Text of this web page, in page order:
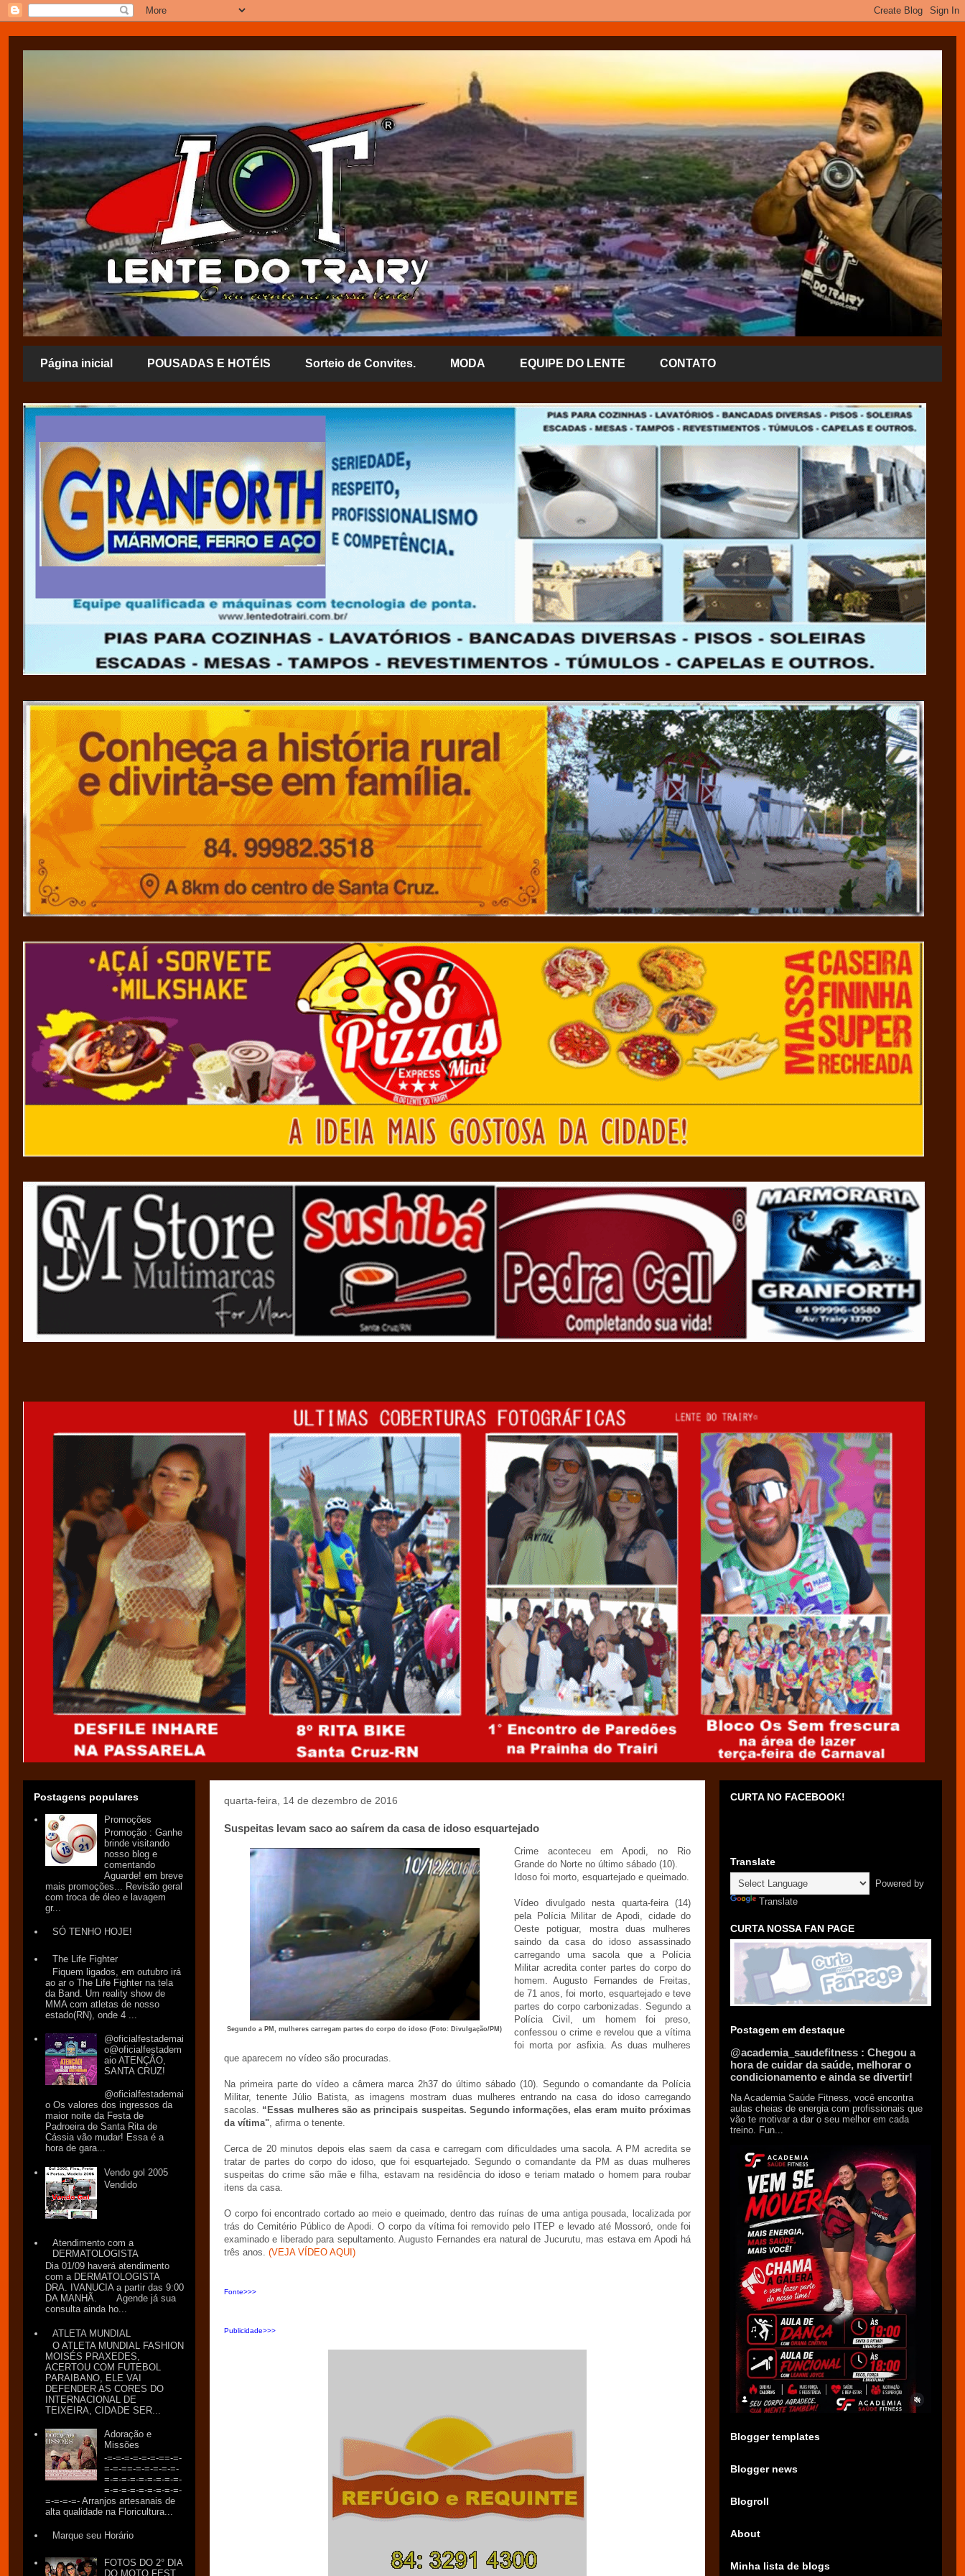
Página inicial POUSADAS E HOTÉIS Sorteio de Convites. MODA EQUIPE DO LENTE CONTATO
quarta-feira, 14 de dezembro de 2016
Suspeitas levam saco ao saírem da casa de idoso esquartejado
Segundo a PM, mulheres carregam partes do corpo do idoso (Foto: Divulgação/PM)
Crime aconteceu em Apodi, no Rio
Grande do Norte no último sábado (10).
Idoso foi morto, esquartejado e queimado.
Vídeo divulgado nesta quarta-feira (14)
pela Polícia Militar de Apodi, cidade do
Oeste potiguar, mostra duas mulheres
saindo da casa do idoso assassinado
carregando uma sacola que a Polícia
Militar acredita conter partes do corpo do
homem. Augusto Fernandes de Freitas,
de 71 anos, foi morto, esquartejado e teve
partes do corpo carbonizadas. Segundo a
Polícia Civil, um homem foi preso,
confessou o crime e revelou que a vítima
foi morta por asfixia. As duas mulheres
que aparecem no vídeo são procuradas.
Na primeira parte do vídeo a câmera marca 2h37 do último sábado (10). Segundo o comandante da Polícia
Militar, tenente Júlio Batista, as imagens mostram duas mulheres entrando na casa do idoso carregando
sacolas. “Essas mulheres são as principais suspeitas. Segundo informações, elas eram muito próximas
da vítima", afirma o tenente.
Cerca de 20 minutos depois elas saem da casa e carregam com dificuldades uma sacola. A PM acredita se
tratar de partes do corpo do idoso, que foi esquartejado. Segundo o comandante da PM as duas mulheres
suspeitas do crime são mãe e filha, estavam na residência do idoso e teriam matado o homem para roubar
itens da casa.
O corpo foi encontrado cortado ao meio e queimado, dentro das ruínas de uma antiga pousada, localizada por
trás do Cemitério Público de Apodi. O corpo da vítima foi removido pelo ITEP e levado até Mossoró, onde foi
examinado e liberado para sepultamento. Augusto Fernandes era natural de Jucurutu, mas estava em Apodi há
três anos. (VEJA VÍDEO AQUI)
Fonte>>>
Publicidade>>>
Postagens populares
Promoções
Promoção : Ganhe
brinde visitando
nosso blog e
comentando
Aguarde! em breve
mais promoções... Revisão geral
com troca de óleo e lavagem
gr...
SÓ TENHO HOJE!
The Life Fighter
Fiquem ligados, em outubro irá
ao ar o The Life Fighter na tela
da Band. Um reality show de
MMA com atletas de nosso
estado(RN), onde 4 ...
@oficialfestademai
o@oficialfestadem
aio ATENÇÃO,
SANTA CRUZ!
@oficialfestademai
o Os valores dos ingressos da
maior noite da Festa de
Padroeira de Santa Rita de
Cássia vão mudar! Essa é a
hora de gara...
Vendo gol 2005
Vendido
Atendimento com a
DERMATOLOGISTA
Dia 01/09 haverá atendimento
com a DERMATOLOGISTA
DRA. IVANUCIA a partir das 9:00
DA MANHÃ. Agende já sua
consulta ainda ho...
ATLETA MUNDIAL
O ATLETA MUNDIAL FASHION
MOISÉS PRAXEDES,
ACERTOU COM FUTEBOL
PARAIBANO, ELE VAI
DEFENDER AS CORES DO
INTERNACIONAL DE
TEIXEIRA, CIDADE SER...
Adoração e
Missões
-=-=-=-=-=-=-==-=-
=-=-==-=-=-=-=-=-
=-=-=-=-=-=-=-=-=-
=-=-=-=-=-=-=-=-=-
=-=-=-=- Arranjos artesanais de
alta qualidade na Floricultura...
Marque seu Horário
FOTOS DO 2° DIA
DO MOTO FEST
CURTA NO FACEBOOK!
Translate
Powered by
Translate
CURTA NOSSA FAN PAGE
Postagem em destaque
@academia_saudefitness : Chegou a
hora de cuidar da saúde, melhorar o
condicionamento e ainda se divertir!
Na Academia Saúde Fitness, você encontra
aulas cheias de energia com profissionais que
vão te motivar a dar o seu melhor em cada
treino. Fun...
Blogger templates
Blogger news
Blogroll
About
Minha lista de blogs